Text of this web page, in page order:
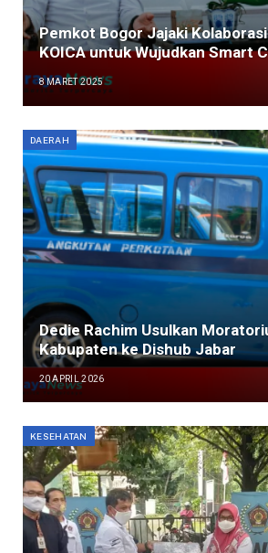
Pemkot Bogor Jajaki
KOICA untuk Wujudkan Smart
8 MARET 2025
DAERAH
Dedie Rachim Usulkan
Kabupaten ke Dishub Jabar
20 APRIL 2026
KESEHATAN